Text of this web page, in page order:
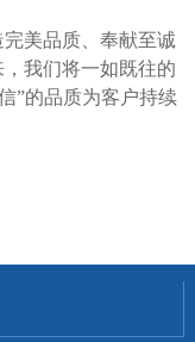
美品质、奉献至诚
我们将一如既往的
”的品质为客户持续